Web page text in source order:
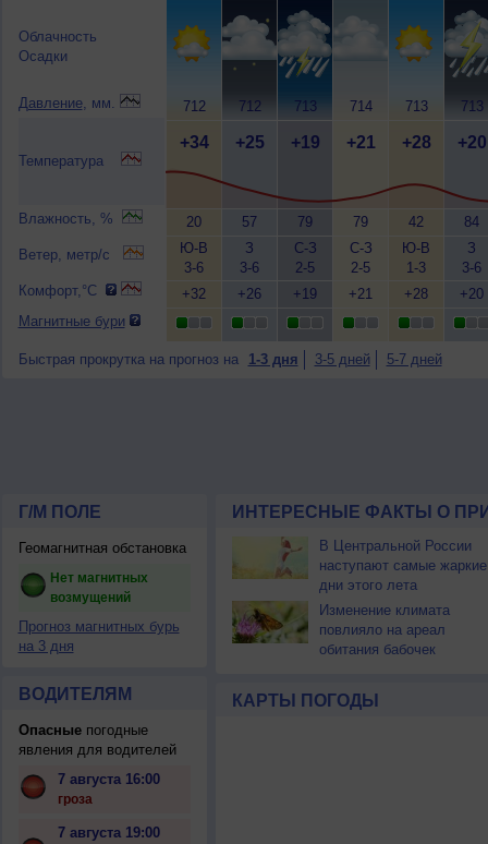
Облачность
Осадки
Давление, мм.
Температура
Влажность, %
Ветер, метр/с
Комфорт,°C
Магнитные бури
712
+34
20
Ю-В
3-6
+32
712
+25
57
З
3-6
+26
713
+19
79
С-З
2-5
+19
714
+21
79
С-З
2-5
+21
713
+28
42
Ю-В
1-3
+28
713
+20
84
З
3-6
+20
Быстрая прокрутка на прогноз на 1-3 дня 3-5 дней 5-7 дней
Г/М ПОЛЕ
Геомагнитная обстановка
Нет магнитных
возмущений
Прогноз магнитных бурь
на 3 дня
ВОДИТЕЛЯМ
Опасныепогодные
явления для водителей
7 августа 16:00
гроза
7 августа 19:00
ИНТЕРЕСНЫЕ ФАКТЫ О
В Центральной России
наступают самые жаркие
дни этого лета
Изменение климата
повлияло на ареал
обитания бабочек
КАРТЫ ПОГОДЫ